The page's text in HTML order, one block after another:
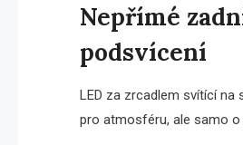
Nepřímé
podsvícení
LED za zrcadlem svítící na
pro atmosféru, ale samo